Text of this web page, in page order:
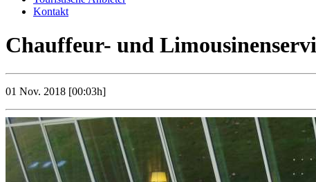
Kontakt
Chauffeur- und
01 Nov. 2018 [00:03h]